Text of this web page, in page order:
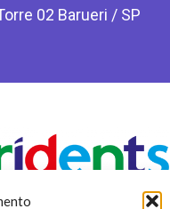
02 Barueri / SP